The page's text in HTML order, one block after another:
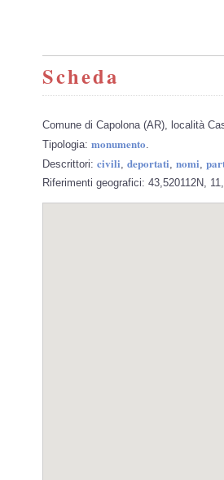
Scheda
Comune di Capolona (AR), località
Tipologia: monumento
Descrittori: civili deportati nomi
Riferimenti geografici: 43,520112N,